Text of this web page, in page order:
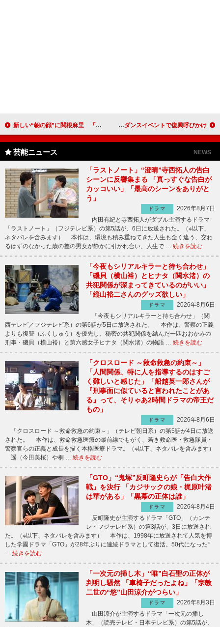
新しい“朝の顔”に関根麻里 「ビックリしたけど光栄」とニッコリ パニクルーの洋平「子供たちの笑顔を届けたい」 チャリティーダンスイベントで復興呼びかけ
芸能ニュース NEWS
「ラストノート」“澄晴”寺西拓人の告白
シーンに反響集まる 「真っすぐな告白が
カッコいい」「最高のシーンをありがと
う」
ドラマ
2026年8月7日
内田有紀と寺西拓人がダブル主演するドラマ
「ラストノート」（フジテレビ系）の第5話が、6日に放送された。（※以下、
ネタバレを含みます） 本作は、環境も積み重ねてきた人生も全く違う、交わ
るはずのなかった歳の差の男女が静かに引かれ合い、人生で … 続きを読む
「今夜もシリアルキラーと待ち合わせ」
「磯貝（横山裕）とヒナタ（関水渚）の
共犯関係が深まってきているのがいい」
「縦山裕二さんのグッズ欲しい」
ドラマ
2026年8月6日
「今夜もシリアルキラーと待ち合わせ」（関
西テレビ／フジテレビ系）の第6話が5日に放送された。 本作は、警察の正義
よりも復讐（ふくしゅう）を優先し、秘密の共犯関係を結んだ一匹おおかみの
刑事・磯貝（横山裕）と第六感女子ヒナタ（関水渚）の物語 … 続きを読む
「クロスロード ～救命救急の約束～」
「人間関係、特に人を指導するのはすご
く難しいと感じた」「船越英一郎さんが
『刑事面に似ていると言われたことがあ
る』って、そりゃあ2時間ドラマの帝王だ
もの」
ドラマ
2026年8月6日
「クロスロード ～救命救急の約束～」（テレビ朝日系）の第5話が4日に放送
された。 本作は、救命救急医療の最前線でもがく、若き救命医・救急隊員・
警察官らの正義と成長を描く本格医療ドラマ。（※以下、ネタバレを含みます）
遥（今田美桜）や桐 … 続きを読む
「GTO」“鬼塚”反町隆史らが「告白大作
戦」を決行 「カジサックの娘・梶原叶渚
は華がある」「黒幕の正体は誰」
ドラマ
2026年8月4日
反町隆史が主演するドラマ「GTO」（カンテ
レ・フジテレビ系）の第3話が、3日に放送され
た。（※以下、ネタバレを含みます） 本作は、1998年に放送されて人気を博
した学園ドラマ「GTO」が28年ぶりに連続ドラマとして復活。50代になった“
続きを読む
「一次元の挿し木」“唯”白石聖の正体が
判明し騒然 「車椅子だったよね」「宗教
二世の“悠”山田涼介がつらい」
ドラマ
2026年8月3日
山田涼介が主演するドラマ「一次元の挿し
木」（読売テレビ・日本テレビ系）の第5話が、